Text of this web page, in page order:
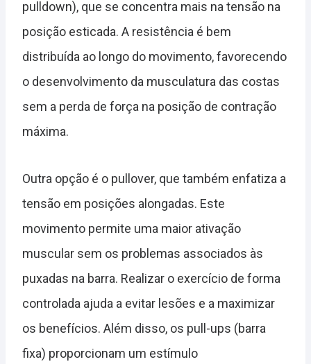
pulldown), que se concentra mais na tensão na
posição esticada. A resistência é bem
distribuída ao longo do movimento, favorecendo
o desenvolvimento da musculatura das costas
sem a perda de força na posição de contração
máxima.
Outra opção é o pullover, que também enfatiza a
tensão em posições alongadas. Este
movimento permite uma maior ativação
muscular sem os problemas associados às
puxadas na barra. Realizar o exercício de forma
controlada ajuda a evitar lesões e a maximizar
os benefícios. Além disso, os pull-ups (barra
fixa) proporcionam um estímulo